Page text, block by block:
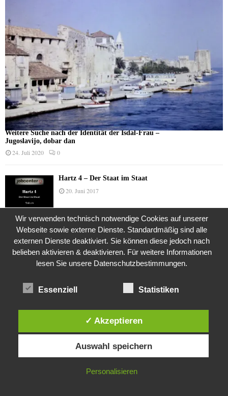
Weitere Suche nach der Identität der Isdal-Frau –
Jugoslavijo, dobar dan
24. Juli 2020 0
Hartz 4 – Der Staat im Staat
20. Juni 2017
Das Leben des Lachs
12. Oktober 2020
Die Geschichte der Kubushäuser
24. November 2015
Diese Website verwendet Cookies. Durch die weitere Nutzung dieser
Website stimmst du der Verwendung von Cookies zu.
IN ORDNUNG
Wir verwenden technisch notwendige Cookies auf unserer
Webseite sowie externe Dienste. Standardmäßig sind alle
externen Dienste deaktiviert. Sie können diese jedoch nach
belieben aktivieren & deaktivieren. Für weitere Informationen
lesen Sie unsere Datenschutzbestimmungen.
Essenziell Statistiken
✓ Akzeptieren
Auswahl speichern
Personalisieren